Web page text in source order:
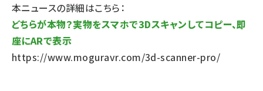
本ニュースの詳細はこちら：
どちらが本物？実物をスマホで3Dスキャンしてコピー、即
座にARで表示
https://www.moguravr.com/3d-scanner-pro/